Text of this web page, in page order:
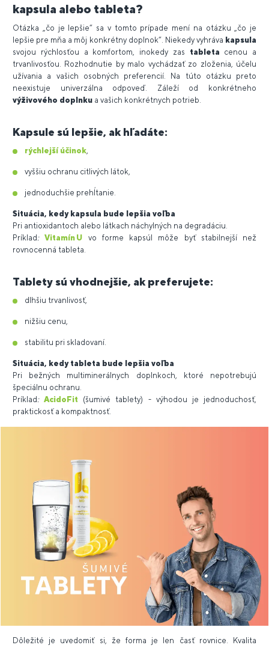
kapsula alebo tableta?
Otázka „čo je lepšie“ sa v tomto prípade mení na otázku „čo je
lepšie pre mňa a môj konkrétny doplnok“. Niekedy vyhráva kapsula
svojou rýchlosťou a komfortom, inokedy zas tableta cenou a
trvanlivosťou. Rozhodnutie by malo vychádzať zo zloženia, účelu
užívania a vašich osobných preferencií. Na túto otázku preto
neexistuje univerzálna odpoveď. Záleží od konkrétneho
výživového doplnku a vašich konkrétnych potrieb.
Kapsule sú lepšie, ak hľadáte:
rýchlejší účinok,
vyššiu ochranu citlivých látok,
jednoduchšie prehĺtanie.
Situácia, kedy kapsula bude lepšia voľba
Pri antioxidantoch alebo látkach náchylných na degradáciu.
Príklad : Vitamín U vo forme kapsúl môže byť stabilnejší než
rovnocenná tableta.
Tablety sú vhodnejšie, ak preferujete:
dlhšiu trvanlivosť,
nižšiu cenu,
stabilitu pri skladovaní.
Situácia, kedy tableta bude lepšia voľba
Pri bežných multiminerálnych doplnkoch, ktoré nepotrebujú
špeciálnu ochranu.
Príklad : AcidoFit (šumivé tablety) - výhodou je jednoduchosť,
praktickosť a kompaktnosť.
Dôležité je uvedomiť si, že forma je len časť rovnice. Kvalita